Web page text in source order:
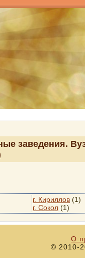
заведения.
г. Кириллов (1)
г. Сокол (1)
О
© 2010-